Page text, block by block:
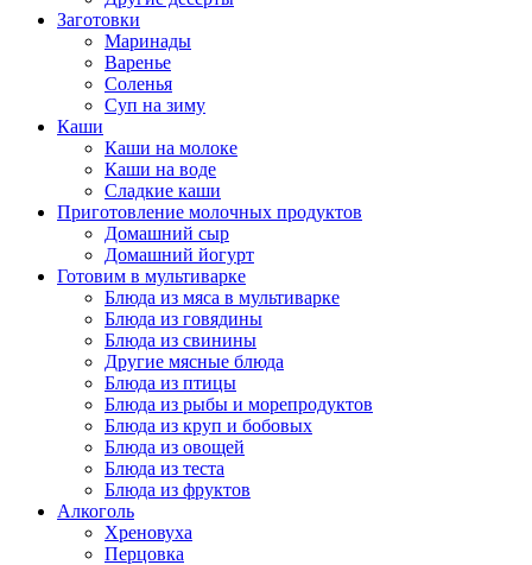
Заготовки
Маринады
Варенье
Соленья
Суп на зиму
Каши
Каши на молоке
Каши на воде
Сладкие каши
Приготовление молочных продуктов
Домашний сыр
Домашний йогурт
Готовим в мультиварке
Блюда из мяса в мультиварке
Блюда из говядины
Блюда из свинины
Другие мясные блюда
Блюда из птицы
Блюда из рыбы и морепродуктов
Блюда из круп и бобовых
Блюда из овощей
Блюда из теста
Блюда из фруктов
Алкоголь
Хреновуха
Перцовка